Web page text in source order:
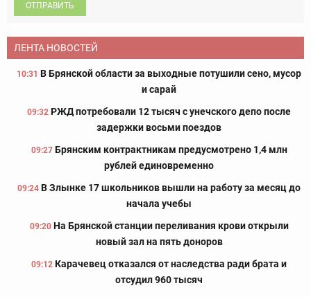
ОТПРАВИТЬ
ЛЕНТА НОВОСТЕЙ
10:31 В Брянской области за выходные потушили сено, мусор
и сарай
09:32 РЖД потребовали 12 тысяч с унечского депо после
задержки восьми поездов
09:27 Брянским контрактникам предусмотрено 1,4 млн
рублей единовременно
09:24 В Злынке 17 школьников вышли на работу за месяц до
начала учебы
09:20 На Брянской станции переливания крови открыли
новый зал на пять доноров
09:12 Карачевец отказался от наследства ради брата и
отсудил 960 тысяч